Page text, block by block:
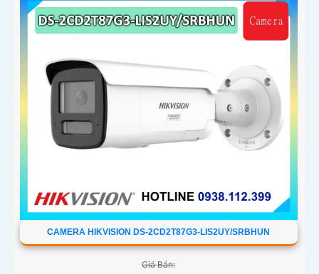
kiện ánh sáng yếu, ống kính có độ phân giải 4
CAMERA HIKVISION DS-2CD2T87G3-LIS2UY/SRBHUN
Giá Bán: